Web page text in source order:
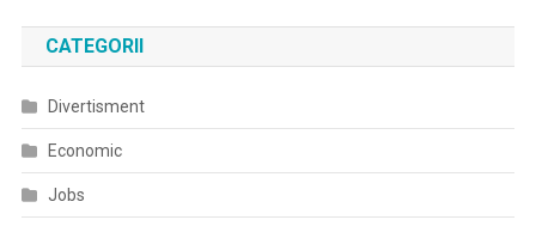
CATEGORII
Divertisment
Economic
Jobs